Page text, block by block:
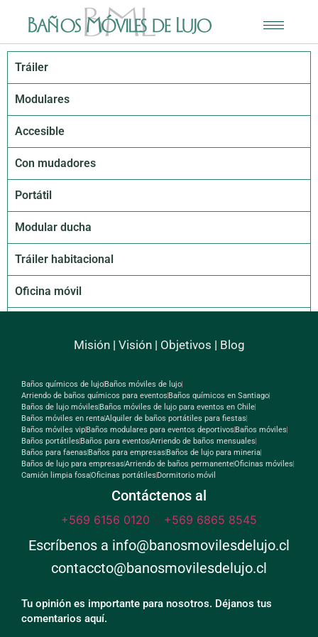
Tráiler
Modulares
Accesible
Con mudadores
Portátil
Modular ducha
Tráiler habitacional
Oficina móvil
Misión| Visión| Objetivos | Blog
Baños químicos de lujoBaños móviles de lujo
Arriendo de baños químicos para eventos Baños químicos en Santiago
Baños de lujo móviles Baños móviles de lujo para eventos en Chile
Baños móviles en rentaAlquiler de baños portátiles para fiestas
Baños móviles vipBaños modulares para eventos deportivos Baños móviles
Baños portátiles Baños para eventosArriendo de baños mensuales
Baños para faenas Baños para empresas Baños de lujo para mineria
Baños de lujo para empresasArriendo de baños permanenteOficinas móviles
Camión limpia fosaOficinas portátiles Dormitorio móvil
Contáctenos al
+569 6156 0120 o +569 6865 8545
Escríbenos a info@banosmovilesdelujo.cl
contaccto@banosmovilesdelujo.cl
Tu opinión es importante para nosotros. Déjanos tus
comentarios aquí.